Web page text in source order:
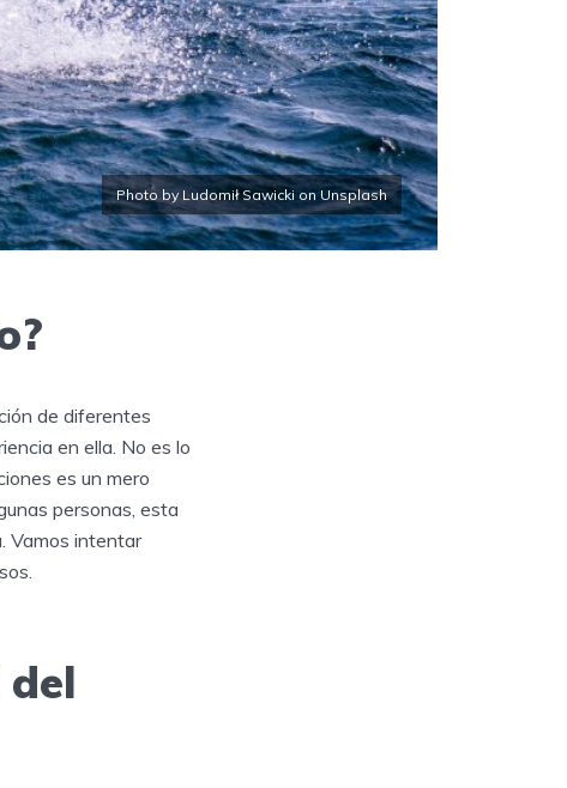
Photo by Ludomił Sawicki on Unsplash
de diferentes
en ella. No es lo
es un mero
personas, esta
Vamos intentar